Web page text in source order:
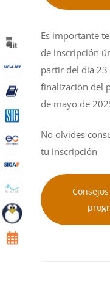
Es importante
de inscripción
partir del día 23
finalización del
de mayo de
No olvides
tu inscripción